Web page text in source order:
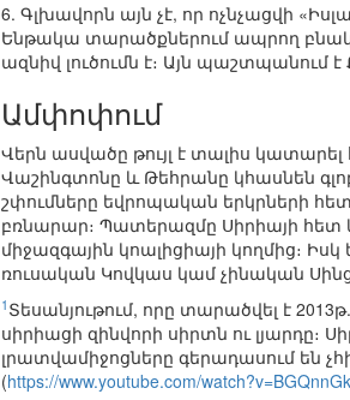
6. Գլխավորն այն չէ, որ ոչնչացվի
Ենթակա տարածքներում ապրող
ազնիվ լուծումն է։ Այն պաշտպանում է
Ամփոփում
Վերն ասվածը թույլ է տալիս
Վաշինգտոնը և Թեհրանը կհասնեն
շփումները եվրոպական երկրների
բռնարար։ Պատերազմը Սիրիայի հետ
միջազգային կոալիցիայի կողմից։
ռուսական Կովկաս կամ չինական
1 Տեսանյութում, որը տարածվել է
սիրիացի զինվորի սիրտն ու
լրատվամիջոցները գերադասում են
(https://www.youtube.com/